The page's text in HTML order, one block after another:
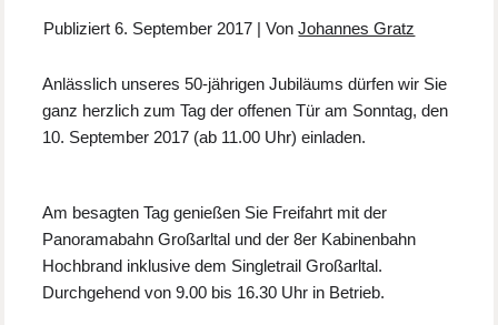
Publiziert 6. September 2017 |Von Johannes Gratz
Anlässlich unseres 50-jährigen Jubiläums dürfen wir Sie
ganz herzlich zum Tag der offenen Tür am Sonntag, den
10. September 2017 (ab 11.00 Uhr) einladen.
Am besagten Tag genießen Sie Freifahrt mit der
Panoramabahn Großarltal und der 8er Kabinenbahn
Hochbrand inklusive dem Singletrail Großarltal.
Durchgehend von 9.00 bis 16.30 Uhr in Betrieb.